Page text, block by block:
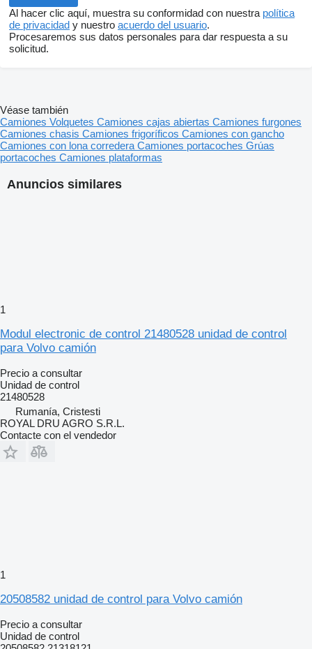
Al hacer clic aquí, muestra su conformidad con nuestra política
de privacidad y nuestro acuerdo del usuario.
Procesaremos sus datos personales para dar respuesta a su
solicitud.
Anuncios similares
1
Modul electronic de control 21480528 unidad de control
para Volvo camión
Precio a consultar
Unidad de control
21480528
Rumanía, Cristesti
ROYAL DRU AGRO S.R.L.
Contacte con el vendedor
1
20508582 unidad de control para Volvo camión
Precio a consultar
Unidad de control
Véase también
Camiones Volquetes Camiones cajas abiertas Camiones furgones
Camiones chasis Camiones frigoríficos Camiones con gancho
Camiones con lona corredera Camiones portacoches Grúas
portacoches Camiones plataformas